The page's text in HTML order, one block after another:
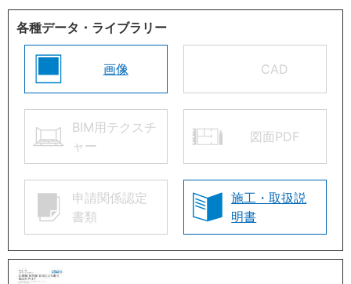
各種データ・ライブラリー
画像 CAD
BIM用テクスチ
ャー
図面PDF
申請関係認定
書類
施工・取扱説
明書